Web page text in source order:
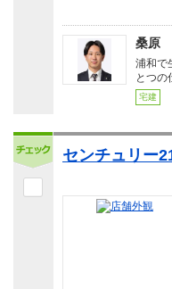
桑原
浦和で
とつ
宅建
センチュリー